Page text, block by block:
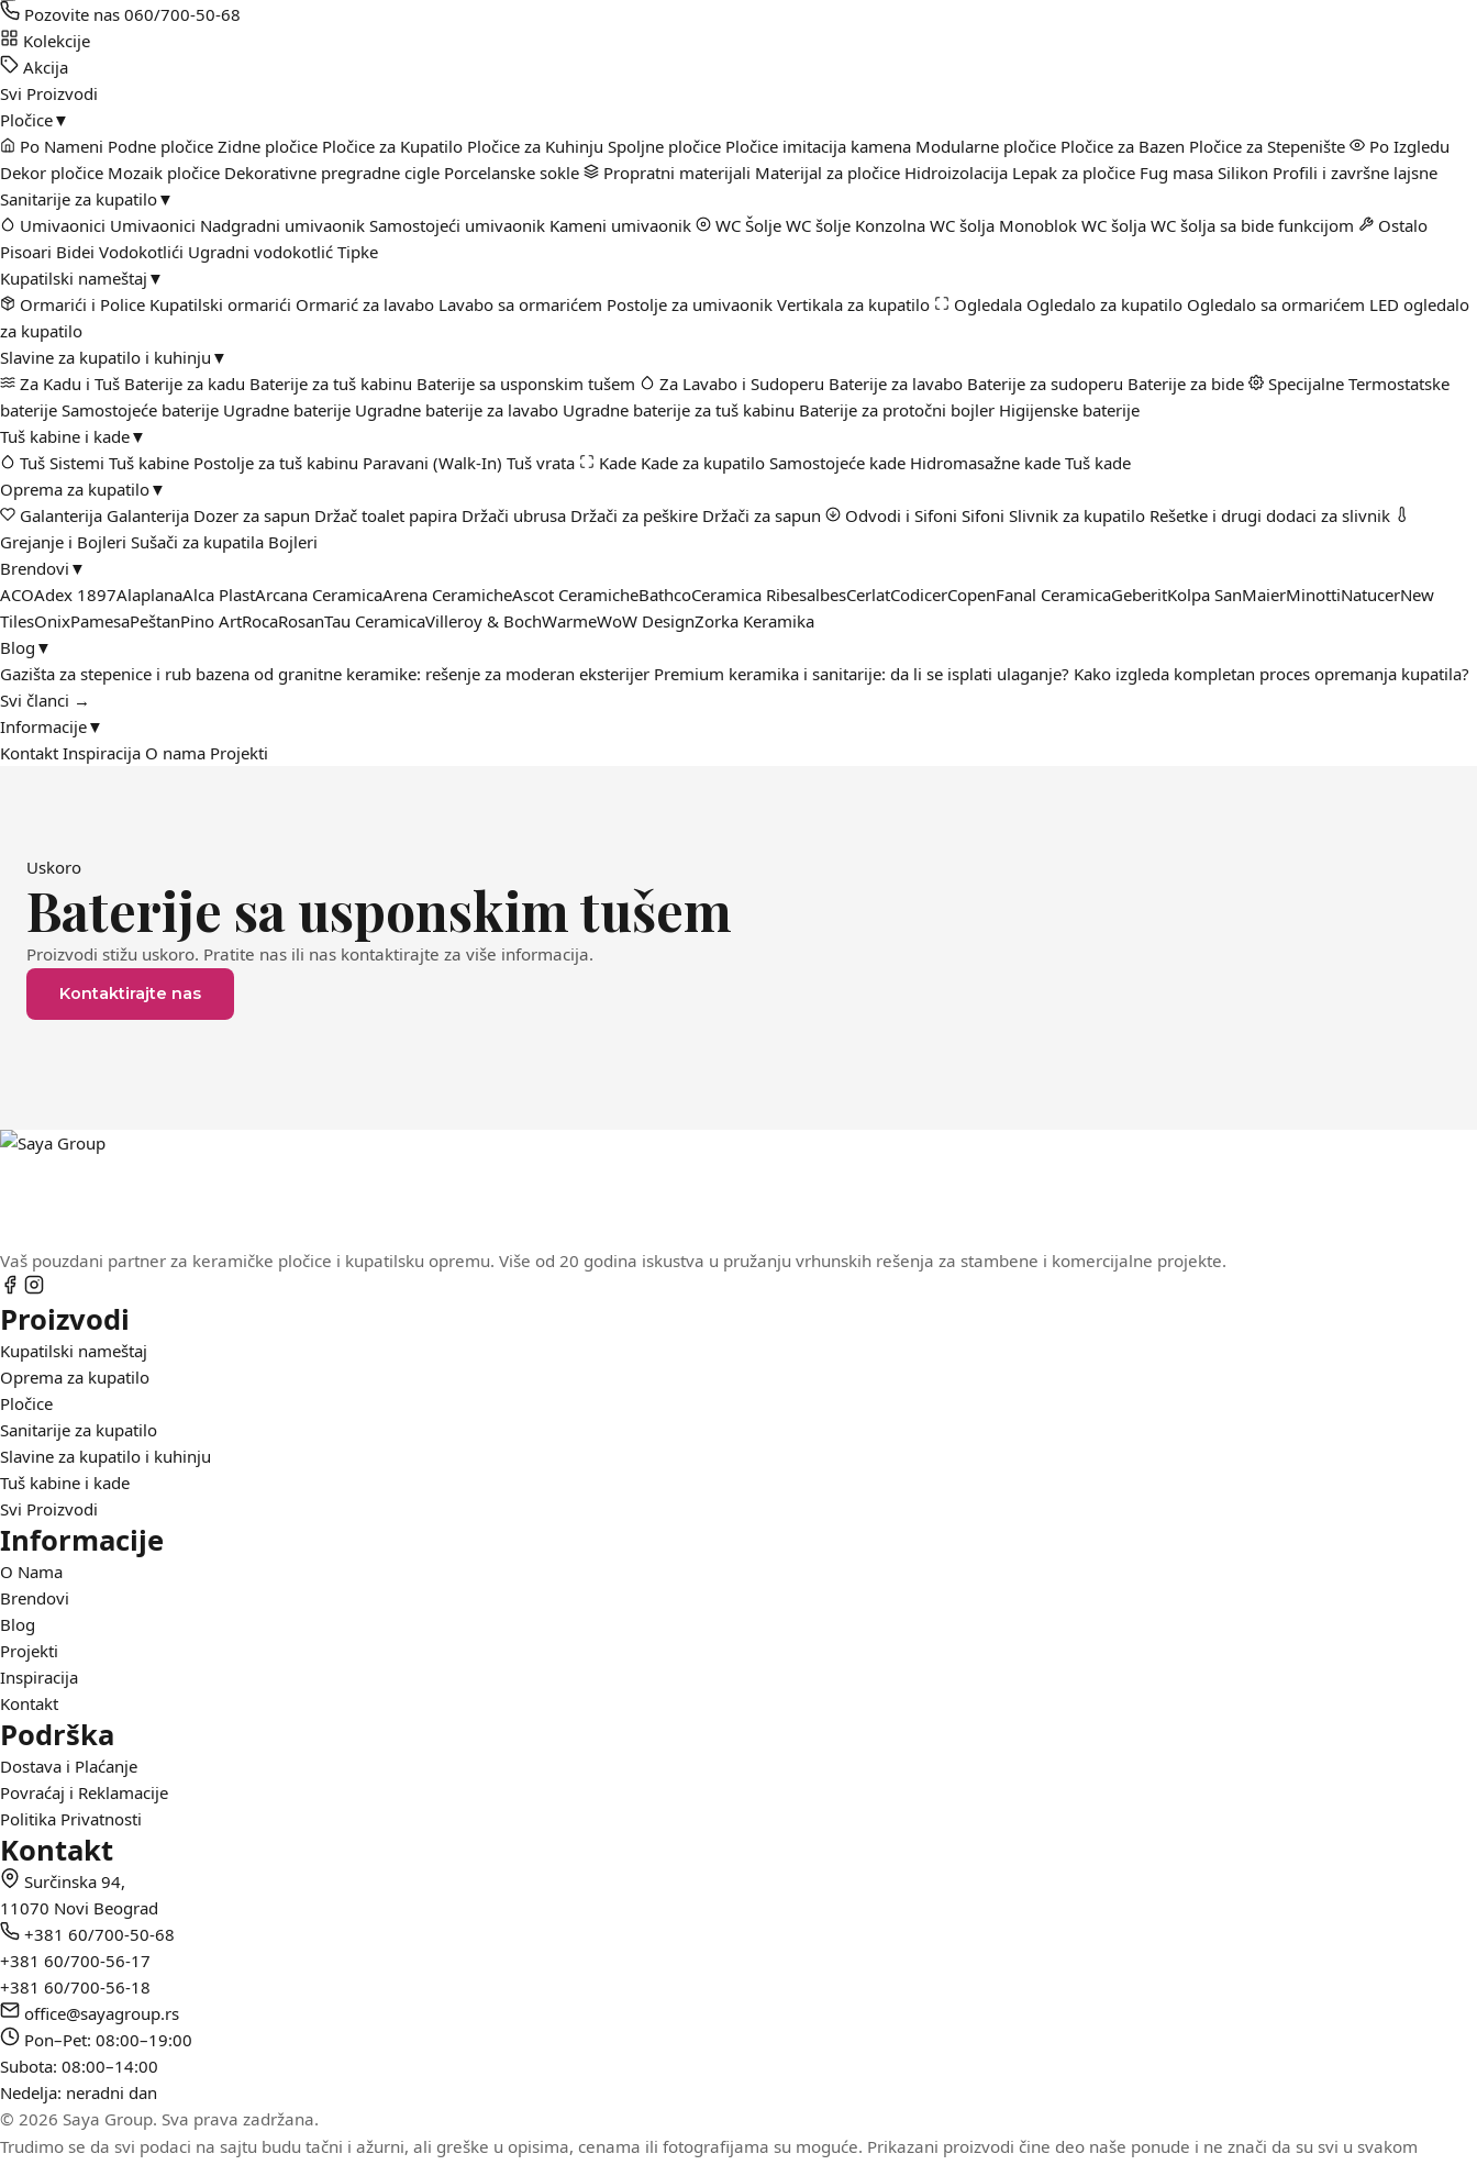
Pozovite nas 060/700-50-68
Kolekcije
Akcija
Svi Proizvodi
Pločice▼
Po Nameni Podne pločice Zidne pločice Pločice za Kupatilo Pločice za Kuhinju Spoljne pločice Pločice imitacija kamena Modularne pločice Pločice za Bazen Pločice za Stepenište
Po Izgledu
Dekor pločice Mozaik pločice Dekorativne pregradne cigle Porcelanske sokle Propratni materijali Materijal za pločice Hidroizolacija Lepak za pločice Fug masa Silikon Profili i završne lajsne
Sanitarije za kupatilo▼
Umivaonici Umivaonici Nadgradni umivaonik Samostojeći umivaonik Kameni umivaonik WC Šolje WC šolje Konzolna WC šolja Monoblok WC šolja WC šolja sa bide funkcijom
Ostalo
Pisoari Bidei Vodokotlići Ugradni vodokotlić Tipke
Kupatilski nameštaj ▼
Ormarići i Police Kupatilski ormarići Ormarić za lavabo Lavabo sa ormarićem Postolje za umivaonik Vertikala za kupatilo Ogledala Ogledalo za kupatilo Ogledalo sa ormarićem LED ogledalo
za kupatilo
Slavine za kupatilo i kuhinju ▼
Za Kadu i Tuš Baterije za kadu Baterije za tuš kabinu Baterije sa usponskim tušem Za Lavabo i Sudoperu Baterije za lavabo Baterije za sudoperu Baterije za bide Specijalne Termostatske
baterije Samostojeće baterije Ugradne baterije Ugradne baterije za lavabo Ugradne baterije za tuš kabinu Baterije za protočni bojler Higijenske baterije
Tuš kabine i kade▼
Tuš Sistemi Tuš kabine Postolje za tuš kabinu Paravani (Walk-In) Tuš vrata Kade Kade za kupatilo Samostojeće kade Hidromasažne kade Tuš kade
Oprema za kupatilo▼
Galanterija Galanterija Dozer za sapun Držač toalet papira Držači ubrusa Držači za peškire Držači za sapun Odvodi i Sifoni Sifoni Slivnik za kupatilo Rešetke i drugi dodaci za slivnik
Grejanje i Bojleri Sušači za kupatila Bojleri
Brendovi ▼
ACOAdex 1897AlaplanaAlca PlastArcana CeramicaArena CeramicheAscot CeramicheBathcoCeramica RibesalbesCerlatCodicerCopenFanal CeramicaGeberitKolpa SanMaierMinottiNatucerNew
TilesOnixPamesaPeštanPino ArtRocaRosanTau CeramicaVilleroy & BochWarmeWoW DesignZorka Keramika
Blog ▼
Gazišta za stepenice i rub bazena od granitne keramike: rešenje za moderan eksterijer Premium keramika i sanitarije: da li se isplati ulaganje? Kako izgleda kompletan proces opremanja kupatila?
Svi članci →
Informacije▼
Kontakt Inspiracija O nama Projekti
Uskoro
Baterije sa usponskim tušem
Proizvodi stižu uskoro. Pratite nas ili nas kontaktirajte za više informacija.
Kontaktirajte nas
Vaš pouzdani partner za keramičke pločice i kupatilsku opremu. Više od 20 godina iskustva u pružanju vrhunskih rešenja za stambene i komercijalne projekte.
Proizvodi
Kupatilski nameštaj
Oprema za kupatilo
Pločice
Sanitarije za kupatilo
Slavine za kupatilo i kuhinju
Tuš kabine i kade
Svi Proizvodi
Informacije
O Nama
Brendovi
Blog
Projekti
Inspiracija
Kontakt
Podrška
Dostava i Plaćanje
Povraćaj i Reklamacije
Politika Privatnosti
Kontakt
Surčinska 94,
11070 Novi Beograd
+381 60/700-50-68
+381 60/700-56-17
+381 60/700-56-18
office@sayagroup.rs
Pon–Pet: 08:00–19:00
Subota: 08:00–14:00
Nedelja: neradni dan
© 2026 Saya Group. Sva prava zadržana.
Trudimo se da svi podaci na sajtu budu tačni i ažurni, ali greške u opisima, cenama ili fotografijama su moguće. Prikazani proizvodi čine deo naše ponude i ne znači da su svi u svakom